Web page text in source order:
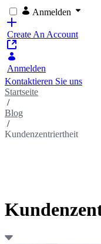
Anmelden
Create An Account
Anmelden
Kontaktieren Sie uns
Startseite
/
Blog
/
Kundenzentriertheit